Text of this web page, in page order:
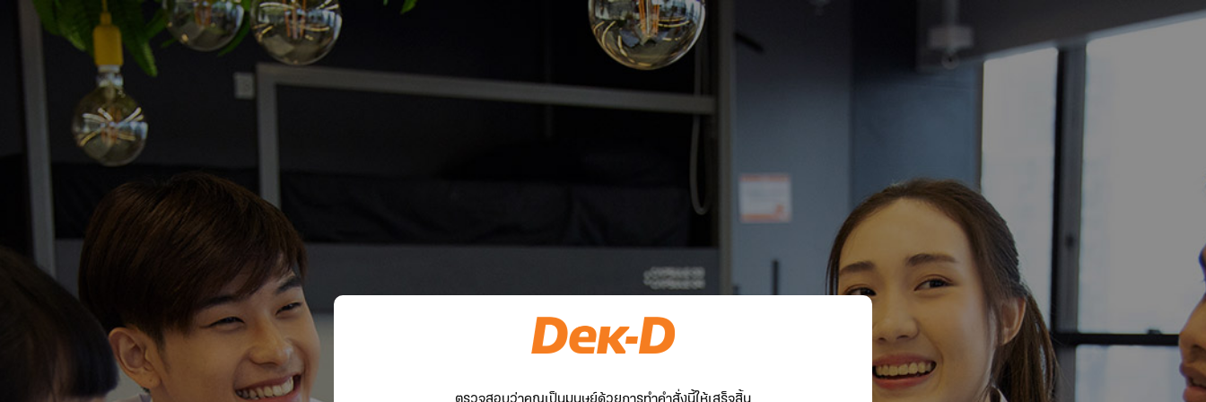
ตรวจสอบว่าคุณเป็นมนุษย์ด้วยการทำคำสั่งนี้ให้เสร็จสิ้น